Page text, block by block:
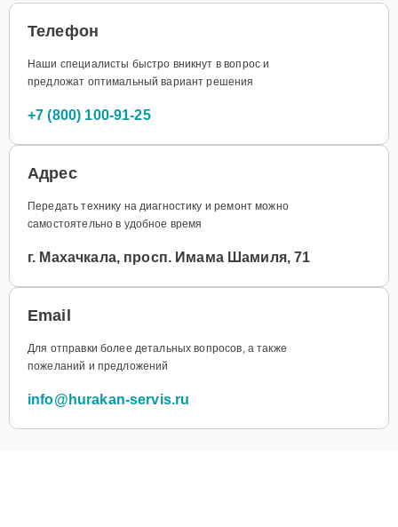
Телефон
Наши специалисты быстро вникнут в вопрос и
предложат оптимальный вариант решения
+7 (800) 100-91-25
Адрес
Передать технику на диагностику и ремонт можно
самостоятельно в удобное время
г. Махачкала, просп. Имама Шамиля, 71
Email
Для отправки более детальных вопросов, а также
пожеланий и предложений
info@hurakan-servis.ru